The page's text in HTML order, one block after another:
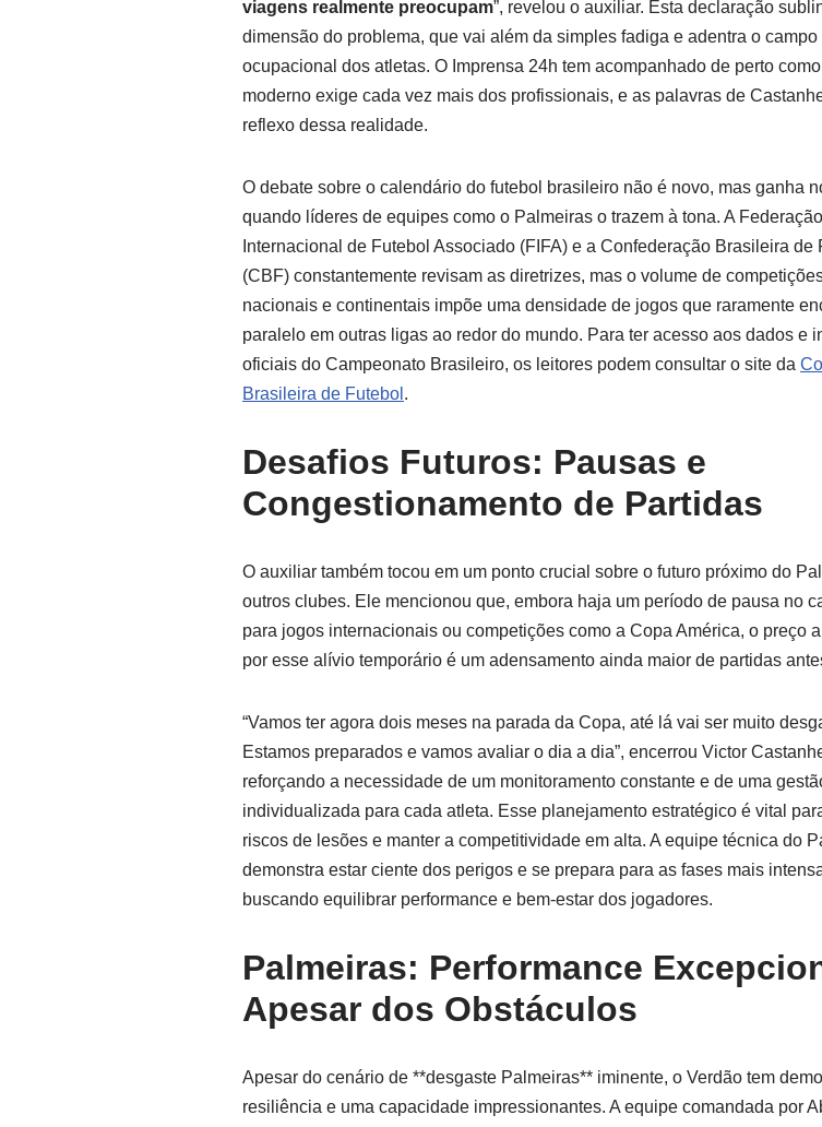
viagens realmente preocupam”, revelou o auxiliar. Esta declaração
dimensão do problema, que vai além da simples fadiga e adentra o
ocupacional dos atletas. O Imprensa 24h tem acompanhado de perto como
moderno exige cada vez mais dos profissionais, e as palavras de
reflexo dessa realidade.
O debate sobre o calendário do futebol brasileiro não é novo, mas ganha
quando líderes de equipes como o Palmeiras o trazem à tona. A Federação
Internacional de Futebol Associado (FIFA) e a Confederação Brasileira de
(CBF) constantemente revisam as diretrizes, mas o volume de
nacionais e continentais impõe uma densidade de jogos que raramente
paralelo em outras ligas ao redor do mundo. Para ter acesso aos dados e
oficiais do Campeonato Brasileiro, os leitores podem consultar o site da
Brasileira de Futebol .
Desafios Futuros: Pausas e
Congestionamento de Partidas
O auxiliar também tocou em um ponto crucial sobre o futuro próximo do
outros clubes. Ele mencionou que, embora haja um período de pausa no
para jogos internacionais ou competições como a Copa América, o preço
por esse alívio temporário é um adensamento ainda maior de partidas
“Vamos ter agora dois meses na parada da Copa, até lá vai ser muito
Estamos preparados e vamos avaliar o dia a dia”, encerrou Victor
reforçando a necessidade de um monitoramento constante e de uma
individualizada para cada atleta. Esse planejamento estratégico é vital
riscos de lesões e manter a competitividade em alta. A equipe técnica do
demonstra estar ciente dos perigos e se prepara para as fases mais
buscando equilibrar performance e bem-estar dos jogadores.
Palmeiras: Performance
Apesar dos Obstáculos
Apesar do cenário de **desgaste Palmeiras** iminente, o Verdão tem
resiliência e uma capacidade impressionantes. A equipe comandada por